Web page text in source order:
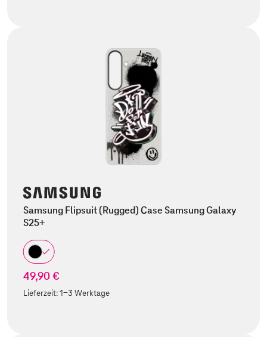
Samsung Flipsuit (Rugged) Case Samsung Galaxy
S25+
49,90 €
Lieferzeit:1-3 Werktage